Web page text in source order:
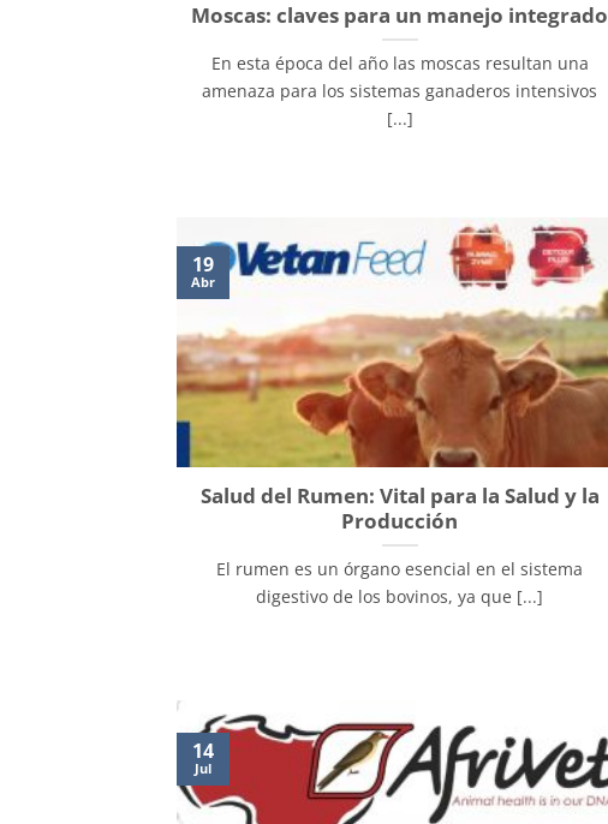
Moscas: claves para un manejo integrado
En esta época del año las moscas resultan una
amenaza para los sistemas ganaderos intensivos
[...]
Salud del Rumen: Vital para la Salud y la
Producción
El rumen es un órgano esencial en el sistema
digestivo de los bovinos, ya que [...]
19
Abr
14
Jul